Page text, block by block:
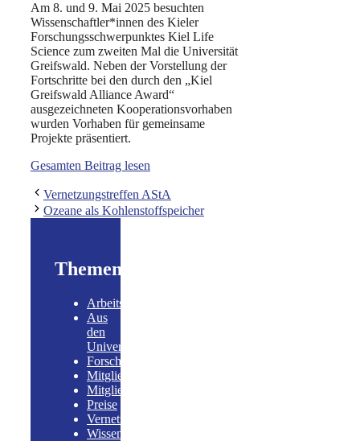
Am 8. und 9. Mai 2025 besuchten
Wissenschaftler*innen des Kieler
Forschungsschwerpunktes Kiel Life
Science zum zweiten Mal die Universität
Greifswald. Neben der Vorstellung der
Fortschritte bei den durch den „Kiel
Greifswald Alliance Award“
ausgezeichneten Kooperationsvorhaben
wurden Vorhaben für gemeinsame
Projekte präsentiert.
Gesamten Beitrag lesen
Vernetzungstreffen AStA
Ozeane als Kohlenstoffspeicher
Themen
Arbeitsgruppen
Aus
den
Universitäten
Forschungskooperationen
Mitglieder
Mitgliederversammlung
Preise
Vernetzung
Wissenschaftspolitik